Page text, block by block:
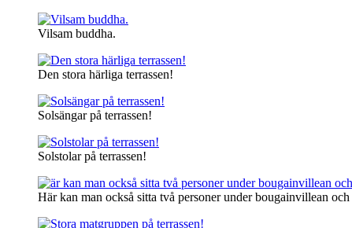
Vilsam buddha.
Den stora härliga terrassen!
Solsängar på terrassen!
Solstolar på terrassen!
Här kan man också sitta två personer under bougainvillean